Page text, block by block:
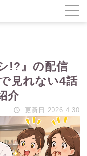
!?』の配信
見れない4話
介
更新日 2026.4.30